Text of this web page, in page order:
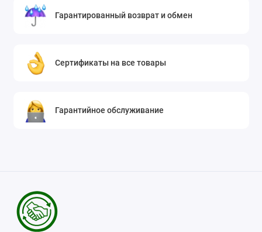
Гарантированный возврат и обмен
Сертификаты на все товары
Гарантийное обслуживание